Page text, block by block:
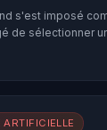
s'est imposé
de sélectionner
ARTIFICIELLE